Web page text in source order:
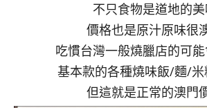
不只食物是道地的
價格也是原汁原味很
吃慣台灣一般燒臘店的可
基本款的各種燒味飯/麵/
但這就是正常的澳門